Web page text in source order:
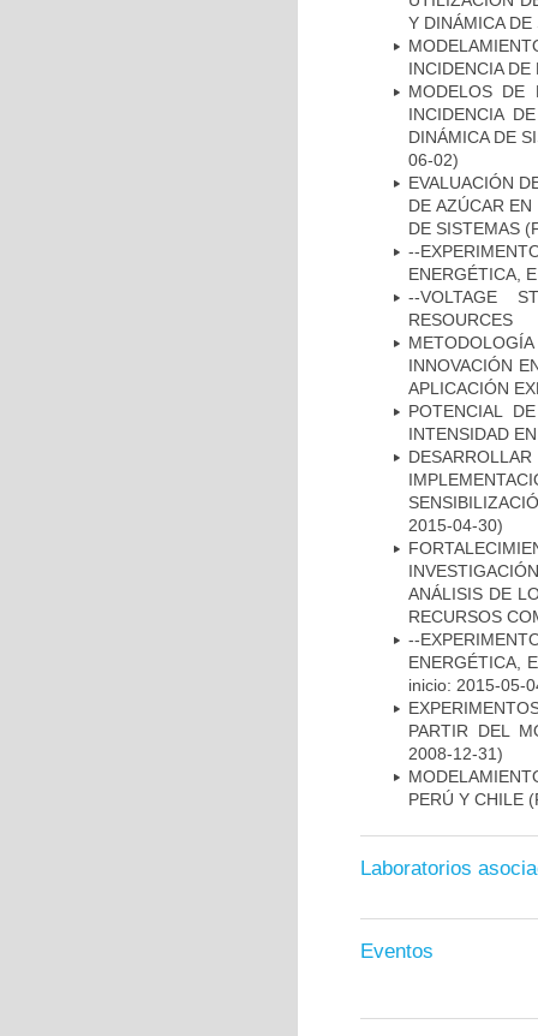
Y DINÁMICA DE
INCIDENCIA DE
MODELOS DE
INCIDENCIA
DINÁMICA DE
06-02)
EVALUACIÓN
DE AZÚCAR
DE SISTEMAS
--
ENERGÉTICA,
--VOLTAGE
RESOURCES
INNOVACIÓN
APLICACIÓN
POTENCIAL
INTENSIDAD
2015-04-30)
ANÁLISIS DE
RECURSOS
--
ENERGÉTICA,
inicio: 2015-05-
PARTIR DEL
2008-12-31)
PERÚ Y CHILE
Laboratorios
Eventos